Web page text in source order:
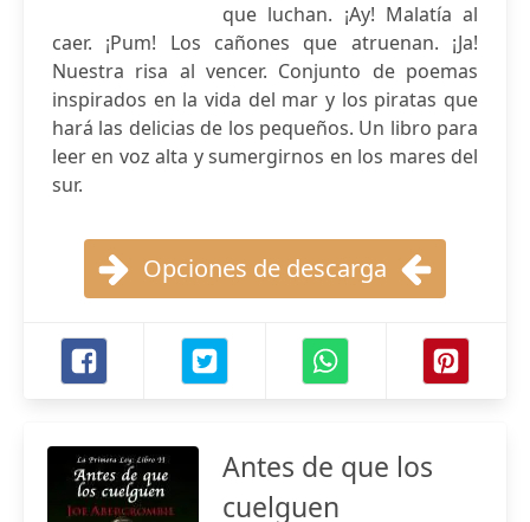
que luchan. ¡Ay! Malatía al
caer. ¡Pum! Los cañones que atruenan. ¡Ja!
Nuestra risa al vencer. Conjunto de poemas
inspirados en la vida del mar y los piratas que
hará las delicias de los pequeños. Un libro para
leer en voz alta y sumergirnos en los mares del
sur.
Opciones de descarga
Antes de que los
cuelguen